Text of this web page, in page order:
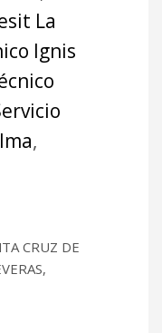
La
Ignis
,
CRUZ DE